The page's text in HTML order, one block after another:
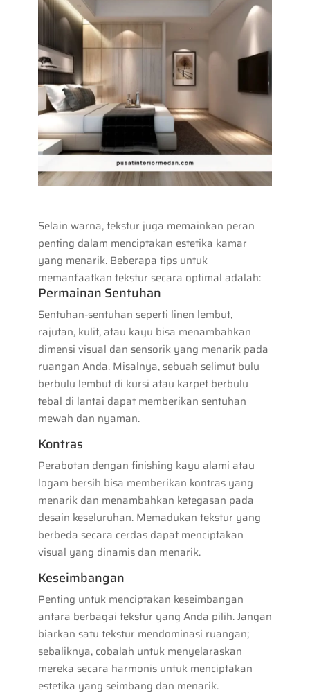
Selain warna, tekstur juga memainkan peran
penting dalam menciptakan estetika kamar
yang menarik. Beberapa tips untuk
memanfaatkan tekstur secara optimal adalah:
Permainan Sentuhan
Sentuhan-sentuhan seperti linen lembut,
rajutan, kulit, atau kayu bisa menambahkan
dimensi visual dan sensorik yang menarik pada
ruangan Anda. Misalnya, sebuah selimut bulu
berbulu lembut di kursi atau karpet berbulu
tebal di lantai dapat memberikan sentuhan
mewah dan nyaman.
Kontras
Perabotan dengan finishing kayu alami atau
logam bersih bisa memberikan kontras yang
menarik dan menambahkan ketegasan pada
desain keseluruhan. Memadukan tekstur yang
berbeda secara cerdas dapat menciptakan
visual yang dinamis dan menarik.
Keseimbangan
Penting untuk menciptakan keseimbangan
antara berbagai tekstur yang Anda pilih. Jangan
biarkan satu tekstur mendominasi ruangan;
sebaliknya, cobalah untuk menyelaraskan
mereka secara harmonis untuk menciptakan
estetika yang seimbang dan menarik.